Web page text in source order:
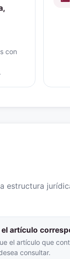
con
estructura
el artículo
el artículo que
consultar.